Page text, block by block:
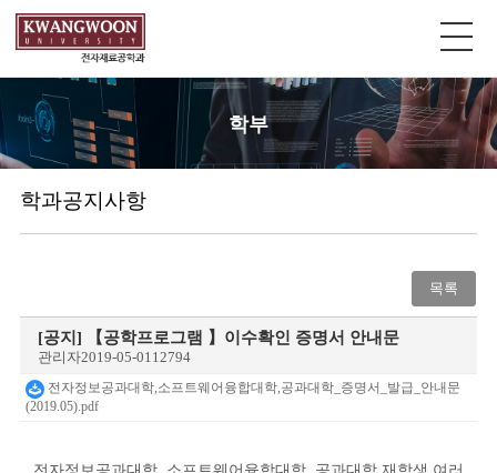
학부
학과공지사항
목록
[공지] 【공학프로그램 】이수확인 증명서 안내문
관리자2019-05-0112794
전자정보공과대학,소프트웨어융합대학,공과대학_증명서_발급_안내문
(2019.05).pdf